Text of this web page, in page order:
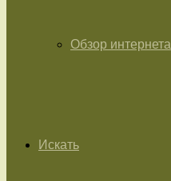
Обзор интернета
Искать